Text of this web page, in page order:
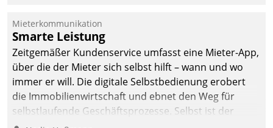
integrieren.
Mieterkommunikation
Smarte Leistung
Zeitgemäßer Kundenservice umfasst eine Mieter-App,
über die der Mieter sich selbst hilft – wann und wo
immer er will. Die digitale Selbstbedienung erobert
die Immobilienwirtschaft und ebnet den Weg für
selbstlaufende Geschäftsprozesse. Selbst ist der